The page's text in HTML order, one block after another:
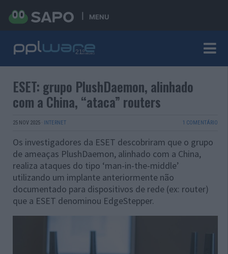
MENU
ESET: grupo PlushDaemon, alinhado
com a China, “ataca” routers
25 NOV 2025 · INTERNET 1 COMENTÁRIO
Os investigadores da ESET descobriram que o grupo
de ameaças PlushDaemon, alinhado com a China,
realiza ataques do tipo ‘man-in-the-middle’
utilizando um implante anteriormente não
documentado para dispositivos de rede (ex: router)
que a ESET denominou EdgeStepper.